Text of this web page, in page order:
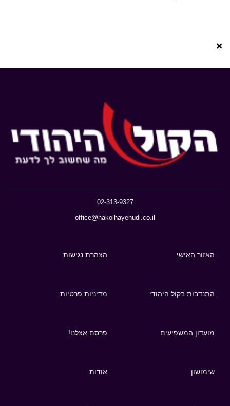
×
02-313-9327
office@hakolhayehudi.co.il
האזור האישי הצהרת נגישות
התנדבות בקול היהודי מדיניות פרטיות
מועדון המשפיעים פרסם אצלנו!
שימושון אודות